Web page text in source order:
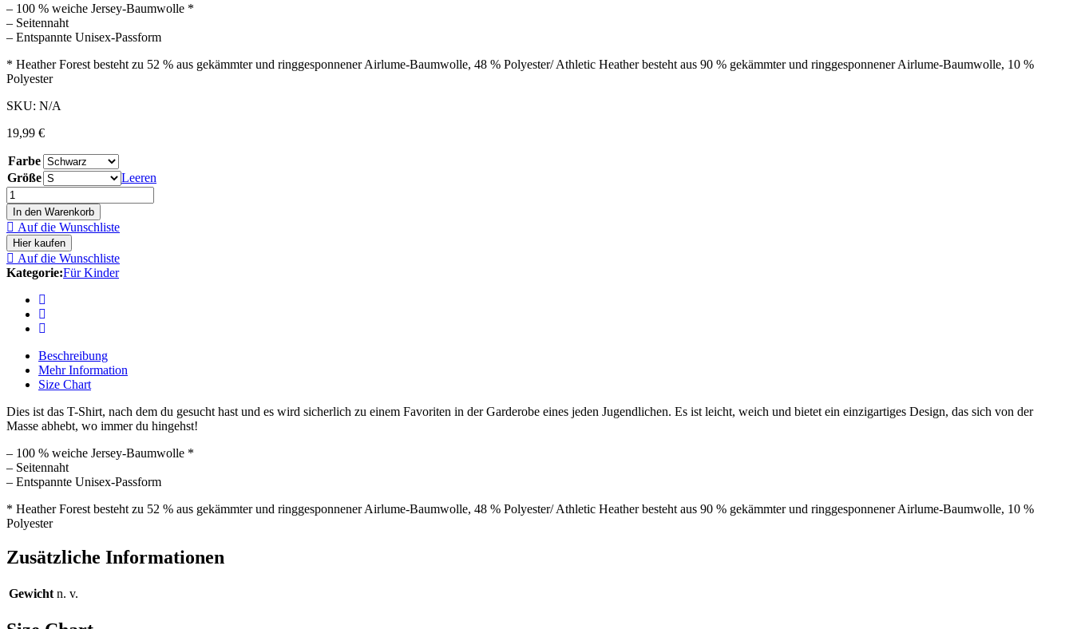
– 100 % weiche Jersey-Baumwolle *
– Seitennaht
– Entspannte Unisex-Passform
* Heather Forest besteht zu 52 % aus gekämmter und ringgesponnener Airlume-Baumwolle, 48 % Polyester/ Athletic Heather besteht aus 90 % gekämmter und ringgesponnener Airlume-Baumwolle, 10 %
Polyester
SKU: N/A
19,99 €
Farbe
Größe
Leeren
In den Warenkorb
Auf die Wunschliste
Hier kaufen
Auf die Wunschliste
Kategorie:Für Kinder
Beschreibung
Mehr Information
Size Chart
Dies ist das T-Shirt, nach dem du gesucht hast und es wird sicherlich zu einem Favoriten in der Garderobe eines jeden Jugendlichen. Es ist leicht, weich und bietet ein einzigartiges Design, das sich von der
Masse abhebt, wo immer du hingehst!
– 100 % weiche Jersey-Baumwolle *
– Seitennaht
– Entspannte Unisex-Passform
* Heather Forest besteht zu 52 % aus gekämmter und ringgesponnener Airlume-Baumwolle, 48 % Polyester/ Athletic Heather besteht aus 90 % gekämmter und ringgesponnener Airlume-Baumwolle, 10 %
Polyester
Zusätzliche Informationen
Gewicht n. v.